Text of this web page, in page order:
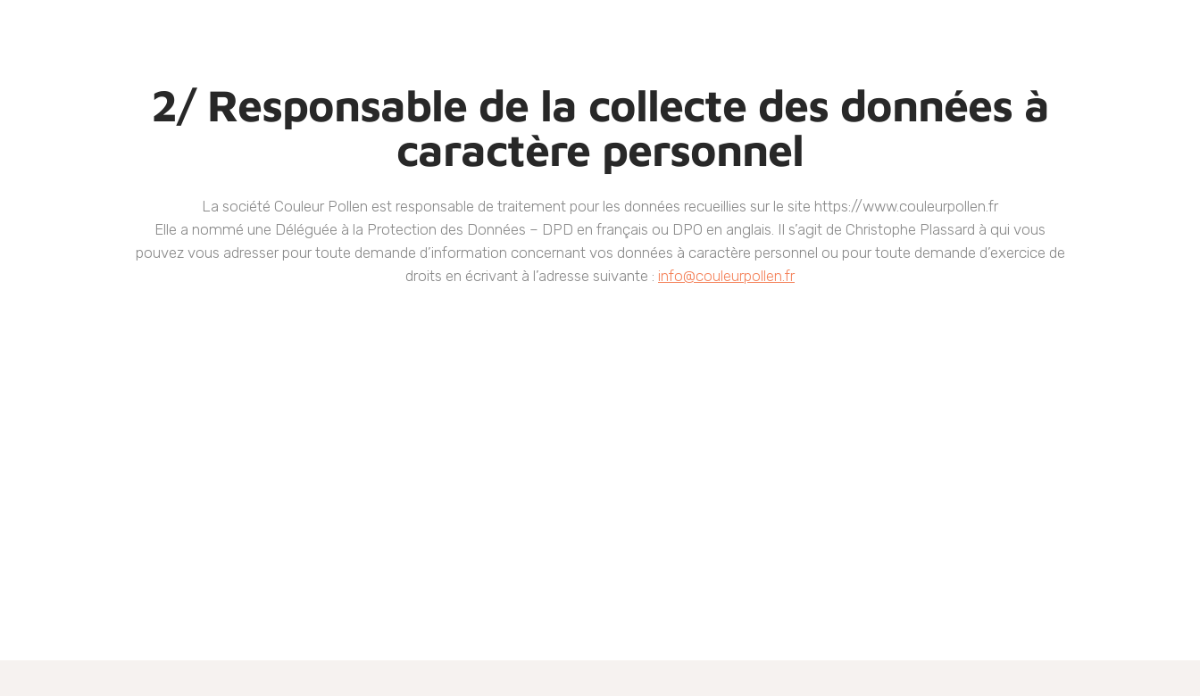
2/ Responsable de la collecte des données à
caractère personnel
La société Couleur Pollen est responsable de traitement pour les données recueillies sur le site https://www.couleurpollen.fr
Elle a nommé une Déléguée à la Protection des Données – DPD en français ou DPO en anglais. Il s’agit de Christophe Plassard à qui vous
pouvez vous adresser pour toute demande d’information concernant vos données à caractère personnel ou pour toute demande d’exercice de
droits en écrivant à l’adresse suivante : info@couleurpollen.fr